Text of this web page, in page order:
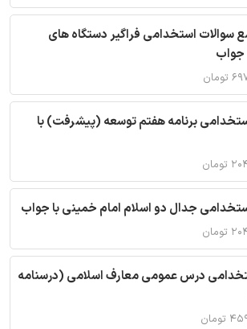
سوالات استخدامی فراگیر دستگاه های
جواب
برنامه هفتم توسعه (پیشرفت) با
جدال دو اسلام امام خمینی با جواب
درس عمومی معارف اسلامی (درسنامه